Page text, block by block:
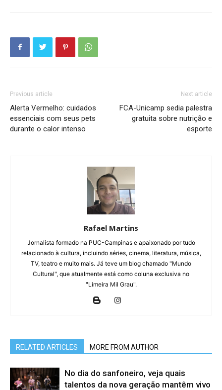
Previous article
Alerta Vermelho: cuidados
essenciais com seus pets
durante o calor intenso
Next article
FCA-Unicamp sedia palestra
gratuita sobre nutrição e
esporte
Rafael Martins
Jornalista formado na PUC-Campinas e apaixonado por tudo
relacionado à cultura, incluindo séries, cinema, literatura, música,
TV, teatro e muito mais. Já teve um blog chamado "Mundo
Cultural", que atualmente está como coluna exclusiva no
"Limeira Mil Grau".
RELATED ARTICLES MORE FROM AUTHOR
No dia do sanfoneiro, veja quais
talentos da nova geração mantêm vivo